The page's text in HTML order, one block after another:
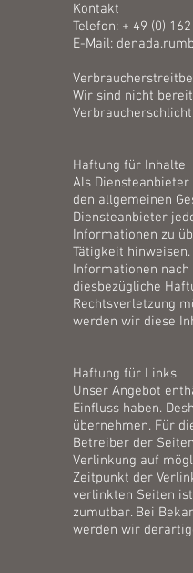
Kontakt
Telefon: + 49 (0)
E-Mail:
Wir sind nicht
Haftung für Inhalte
Als
den allgemeinen
Diensteanbieter
Informationen zu
Tätigkeit
Informationen
diesbezügliche
Rechtsverletzung
werden wir diese
Haftung für Links
Unser Angebot
Einfluss haben.
übernehmen. Für
Betreiber der
Verlinkung auf
Zeitpunkt der
verlinkten Seiten
zumutbar. Bei
werden wir